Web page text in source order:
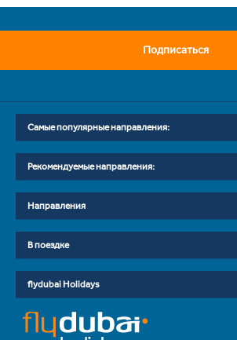
Подписаться
Самые популярные направления:
Рекомендуемые направления:
Направления
В поездке
flydubai Holidays